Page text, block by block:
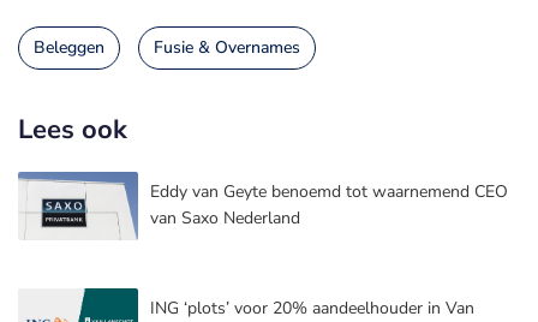
Beleggen Fusie & Overnames
Lees ook
Eddy van Geyte benoemd tot waarnemend CEO
van Saxo Nederland
ING ‘plots’ voor 20% aandeelhouder in Van